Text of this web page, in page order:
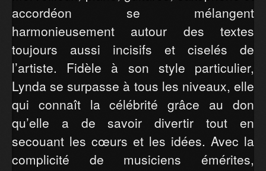
accordéon se mélangent
harmonieusement autour des textes
toujours aussi incisifs et ciselés de
l’artiste. Fidèle à son style particulier,
Lynda se surpasse à tous les niveaux, elle
qui connaît la célébrité grâce au don
qu’elle a de savoir divertir tout en
secouant les cœurs et les idées. Avec la
complicité de musiciens émérites,